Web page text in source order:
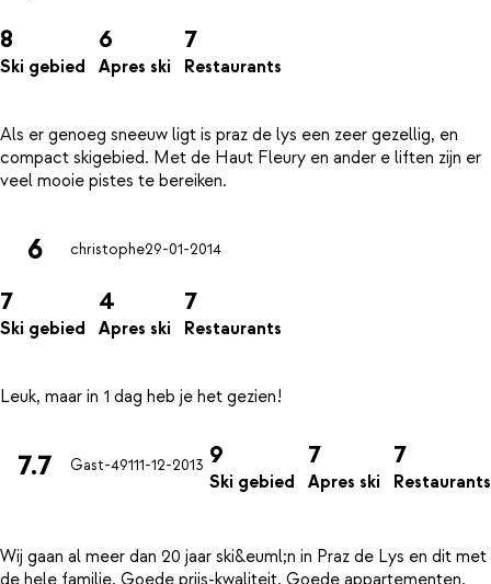
8
Ski gebied
6
Apres ski
7
Restaurants
Als er genoeg sneeuw ligt is praz de lys een zeer gezellig, en
compact skigebied. Met de Haut Fleury en ander e liften zijn er
6 christophe29-01-2014
7
Ski gebied
4
Apres ski
7
Restaurants
7.7 Gast-49111-12-2013 9
Ski gebied
7
Apres ski
7
Restaurants
Wij gaan al meer dan 20 jaar ski&euml;n in Praz de Lys en dit met